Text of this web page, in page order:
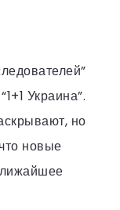
Украина”.
но
новые